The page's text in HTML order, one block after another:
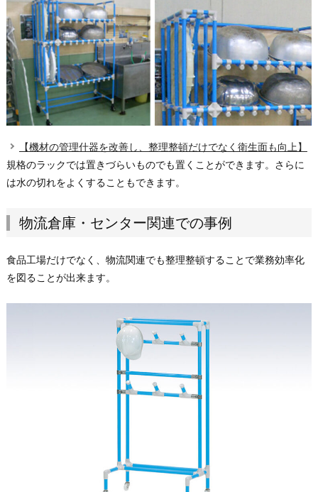
【機材の管理什器を改善し、整理整頓だけでなく衛生面も向上】
規格のラックでは置きづらいものでも置くことができます。さらに
は水の切れをよくすることもできます。
物流倉庫・センター関連での事例
食品工場だけでなく、物流関連でも整理整頓することで業務効率化
を図ることが出来ます。